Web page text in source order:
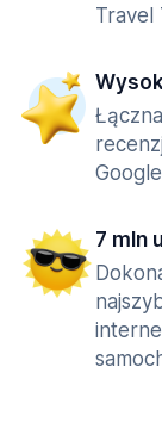
Travel
7 mln